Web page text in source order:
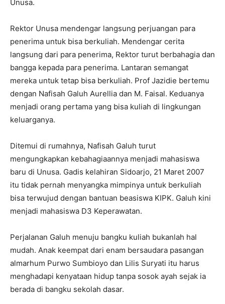
Unusa.
Rektor Unusa mendengar langsung perjuangan para
penerima untuk bisa berkuliah. Mendengar cerita
langsung dari para penerima, Rektor turut berbahagia dan
bangga kepada para penerima. Lantaran semangat
mereka untuk tetap bisa berkuliah. Prof Jazidie bertemu
dengan Nafisah Galuh Aurellia dan M. Faisal. Keduanya
menjadi orang pertama yang bisa kuliah di lingkungan
keluarganya.
Ditemui di rumahnya, Nafisah Galuh turut
mengungkapkan kebahagiaannya menjadi mahasiswa
baru di Unusa. Gadis kelahiran Sidoarjo, 21 Maret 2007
itu tidak pernah menyangka mimpinya untuk berkuliah
bisa terwujud dengan bantuan beasiswa KIPK. Galuh kini
menjadi mahasiswa D3 Keperawatan.
Perjalanan Galuh menuju bangku kuliah bukanlah hal
mudah. Anak keempat dari enam bersaudara pasangan
almarhum Purwo Sumbioyo dan Lilis Suryati itu harus
menghadapi kenyataan hidup tanpa sosok ayah sejak ia
berada di bangku sekolah dasar.